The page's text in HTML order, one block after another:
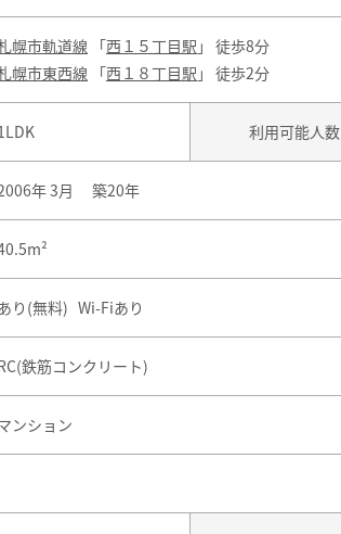
幌市軌道線 「西１５丁目駅 」 徒歩8分
幌市東西線 「西１８丁目駅 」 徒歩2分
利用可能人数
年 3月 築20年
り(無料) Wi-Fiあり
鉄筋コンクリート)
ンション